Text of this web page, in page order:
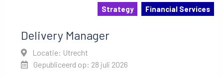
Strategy Financial Services
Delivery Manager
Locatie: Utrecht
Gepubliceerd op: 28 juli 2026